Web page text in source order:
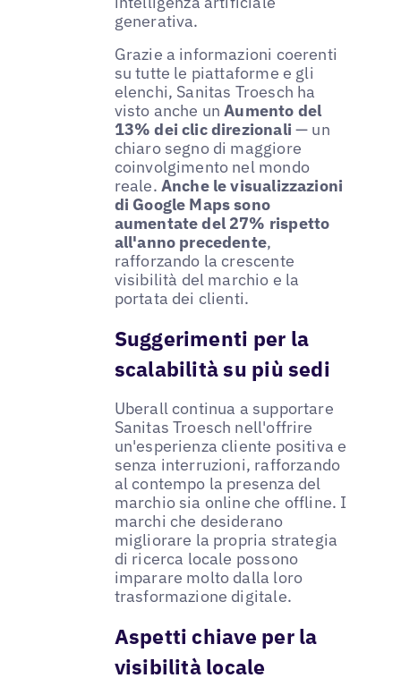
generativa.
Grazie a informazioni coerenti
su tutte le piattaforme e gli
elenchi, Sanitas Troesch ha
visto anche unAumento del
13% dei clic direzionali — un
chiaro segno di maggiore
coinvolgimento nel mondo
reale. Anche le visualizzazioni
di Google Maps sono
aumentate del 27% rispetto
all'anno precedente,
rafforzando la crescente
visibilità del marchio e la
portata dei clienti.
Suggerimenti per la
scalabilità su più sedi
Uberall continua a supportare
Sanitas Troesch nell'offrire
un'esperienza cliente positiva e
senza interruzioni, rafforzando
al contempo la presenza del
marchio sia online che offline. I
marchi che desiderano
migliorare la propria strategia
di ricerca locale possono
imparare molto dalla loro
trasformazione digitale.
Aspetti chiave per la
visibilità locale